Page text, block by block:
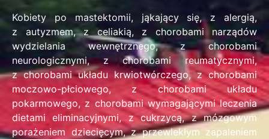
Kobiety po mastektomii, jąkający się, z alergią,
z autyzmem, z celiakią, z chorobami narządów
wydzielania wewnętrznego, z chorobami
neurologicznymi, z chorobami reumatycznymi,
z chorobami układu krwiotwórczego, z chorobami
moczowo-płciowego, z chorobami układu
pokarmowego, z chorobami wymagającymi leczenia
dietami eliminacyjnymi, z cukrzycą, z mózgowym
porażeniem dziecięcym, z przewlekłym zapaleniem